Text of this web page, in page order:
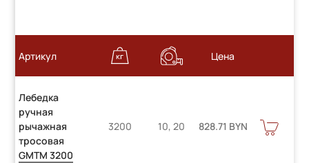
Артикул Цена
Лебедка
ручная
рычажная
тросовая
GMTM 3200
3200 10, 20 828.71 BYN
В
КОРЗИНУ